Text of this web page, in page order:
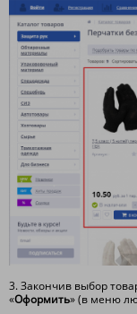
3. Закончив выбор
«Оформить» (в меню